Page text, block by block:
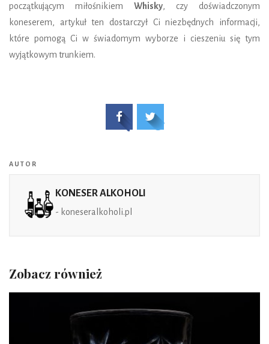
początkującym miłośnikiem Whisky, czy doświadczonym
koneserem, artykuł ten dostarczył Ci niezbędnych informacji,
które pomogą Ci w świadomym wyborze i cieszeniu się tym
wyjątkowym trunkiem.
AUTOR
KONESER ALKOHOLI
- koneseralkoholi.pl
Zobacz również